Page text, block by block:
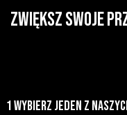
ZWIĘKSZ SWOJE
1 WYBIERZ JEDEN Z